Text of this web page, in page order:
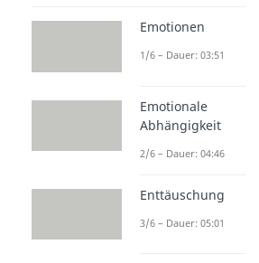
Emotionen
1/6 – Dauer: 03:51
Emotionale
Abhängigkeit
2/6 – Dauer: 04:46
Enttäuschung
3/6 – Dauer: 05:01